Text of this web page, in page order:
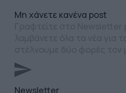
Mη χάνετε κανένα post
Newsletter